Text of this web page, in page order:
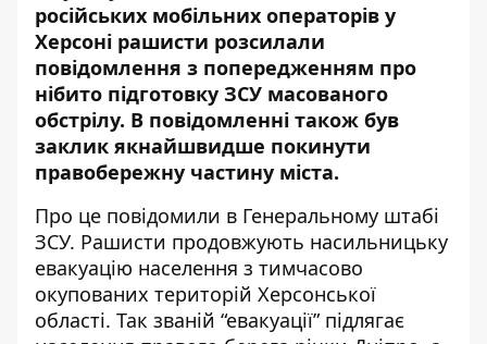
російських мобільних операторів у
Херсоні рашисти розсилали
повідомлення з попередженням про
нібито підготовку ЗСУ масованого
обстрілу. В повідомленні також був
заклик якнайшвидше покинути
правобережну частину міста.
Про це повідомили в Генеральному штабі
ЗСУ. Рашисти продовжують насильницьку
евакуацію населення з тимчасово
окупованих територій Херсонської
області. Так званій “евакуації” підлягає